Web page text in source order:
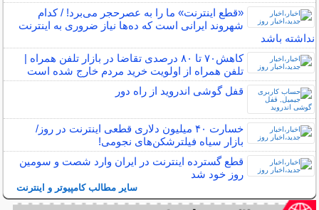
«قطع اینترنت» ما را به عصرحجر می‌برد! / کدام
شهروند ایرانی است که ده‌ها نیاز ضروری به اینترنت
نداشته باشد
کاهش۷۰ تا ۸۰ درصدی تقاضا در بازار تلفن همراه |
تلفن همراه از اولویت خرید مردم خارج شده است
قفل گوشی اندروید از راه دور
خسارت ۴۰ میلیون دلاری قطعی اینترنت در روز/
بازار سیاه فیلترشکن‌های نجومی!
قطع گسترده اینترنت در ایران وارد شصت و سومین
روز خود شد
سایر مطالب کامپیوتر و اینترنت